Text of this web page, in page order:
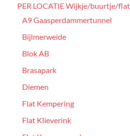
PER LOCATIE Wijkje/buurtje/flat
A9 Gaasperdammertunnel
Bijlmerweide
Blok AB
Brasapark
Diemen
Flat Kempering
Flat Klieverink